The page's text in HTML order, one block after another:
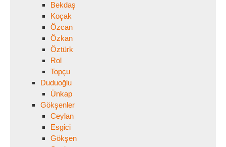
Bekdaş
Koçak
Özcan
Özkan
Öztürk
Rol
Topçu
Duduoğlu
Ünkap
Gökşenler
Ceylan
Esgici
Gökşen